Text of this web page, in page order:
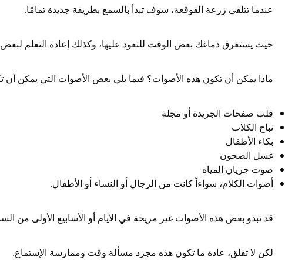
عندما تتلقى زرعة القوقعة، سوف تبدأ بالسمع بطريقة جديدة تمامًا.
حيث يستغرق دماغك بعض الوقت للتعود عليها، وكذلك إعادة التعلم
ماذا يمكن أن تكون هذه الأصوات؟ فيما يلي بعض الأصوات التي يمكن أن
قلب صفحات الجريدة أو مجلة
نباح الكلاب
بكاء الأطفال
غسل الصحون
صوت جريان المياه
أصوات الكلام، سواءاً كانت من الرجال أو النساء أو الأطفال.
قد تبدو بعض هذه الأصوات غير مريحة في الأيام أو الأسابيع الأولى من
لكن لا تقلق، عادة ما تكون هذه مجرد مسألة وقت وممارسة الإستماع.